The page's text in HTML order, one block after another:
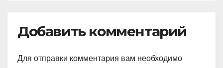
Добавить комментарий
Для отправки комментария вам необходимо